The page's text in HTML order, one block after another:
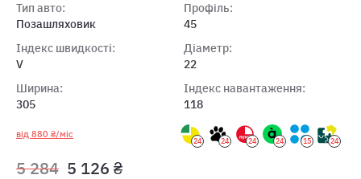
Тип авто:
Позашляховик
Індекс швидкості:
V
Ширина:
305
Профіль:
45
Діаметр:
22
Індекс навантаження:
118
від 880 ₴/міс
24 24 24 24 15 24
5 284 5 126 ₴